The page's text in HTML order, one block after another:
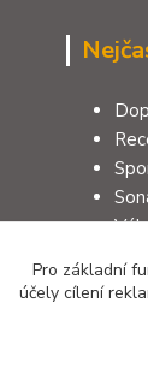
Jak
Pro základní
účely cílení